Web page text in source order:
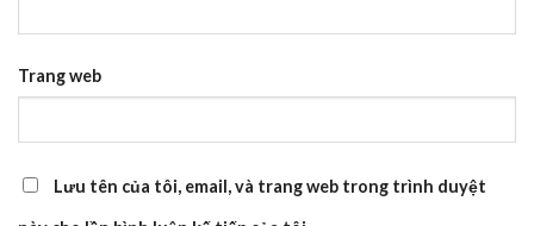
Trang web
Lưu tên của tôi, email, và trang web trong trình duyệt